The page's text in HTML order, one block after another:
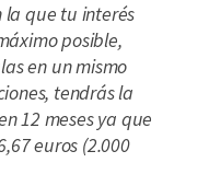
la que tu interés
posible,
en un mismo
tendrás la
12 meses ya que
euros (2.000